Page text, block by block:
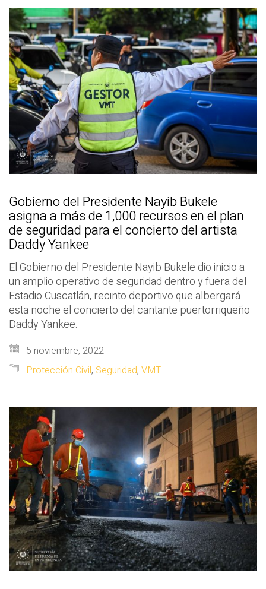
Gobierno del Presidente Nayib Bukele
asigna a más de 1,000 recursos en el plan
de seguridad para el concierto del artista
Daddy Yankee
El Gobierno del Presidente Nayib Bukele dio inicio a
un amplio operativo de seguridad dentro y fuera del
Estadio Cuscatlán, recinto deportivo que albergará
esta noche el concierto del cantante puertorriqueño
Daddy Yankee.
5 noviembre, 2022
Protección Civil, Seguridad, VMT